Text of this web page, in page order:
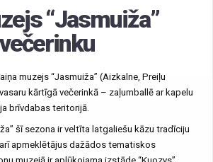
“Jasmuiža”
muzejs “Jasmuiža” (Aizkalne, Preiļu
kārtīgā večerinkā – zaļumballē ar kapelu
brīvdabas teritorijā.
šī sezona ir veltīta latgaliešu kāzu tradīciju
apmeklētājus dažādos tematiskos